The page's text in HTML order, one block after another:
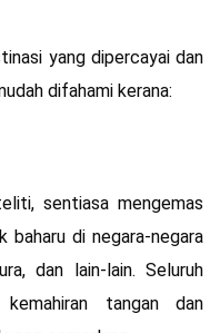
yang dipercayai dan
difahami kerana:
sentiasa mengemas
di negara-negara
dan lain-lain. Seluruh
tangan dan